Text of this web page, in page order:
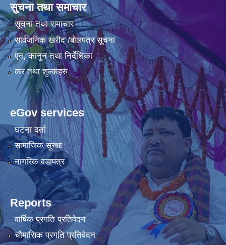
सुचना तथा समाचार
सूचना तथा समाचार
सार्वजनिक खरीद /बोलपत्र सूचना
एन, कानुन तथा निर्देशिका
कर तथा शुल्कहरु
eGov services
घटना दर्ता
सामाजिक सुरक्षा
नागरिक वडापत्र
Reports
वार्षिक प्रगति प्रतिवेदन
चौमासिक प्रगति प्रतिवेदन